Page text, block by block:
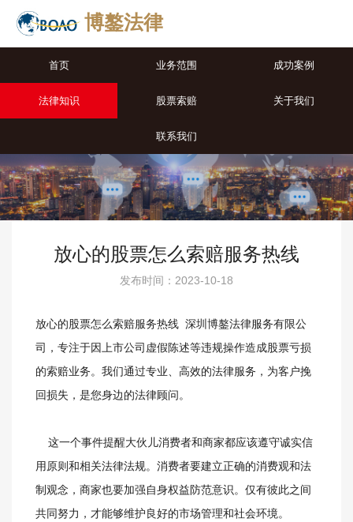
博鏊法律
首页 业务范围 成功案例
法律知识 股票索赔 关于我们
联系我们
放心的股票怎么索赔服务热线
发布时间：2023-10-18
放心的股票怎么索赔服务热线 深圳博鏊法律服务有限公
司，专注于因上市公司虚假陈述等违规操作造成股票亏损
的索赔业务。我们通过专业、高效的法律服务，为客户挽
回损失，是您身边的法律顾问。
这一个事件提醒大伙儿消费者和商家都应该遵守诚实信
用原则和相关法律法规。消费者要建立正确的消费观和法
制观念，商家也要加强自身权益防范意识。仅有彼此之间
共同努力，才能够维护良好的市场管理和社会环境。